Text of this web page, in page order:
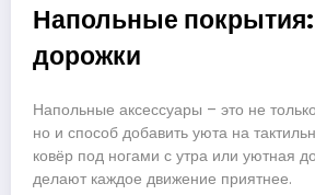
Напольные
дорожки
Напольные аксессуары – это не
но и способ добавить уюта на
ковёр под ногами с утра или уютная
делают каждое движение приятнее.